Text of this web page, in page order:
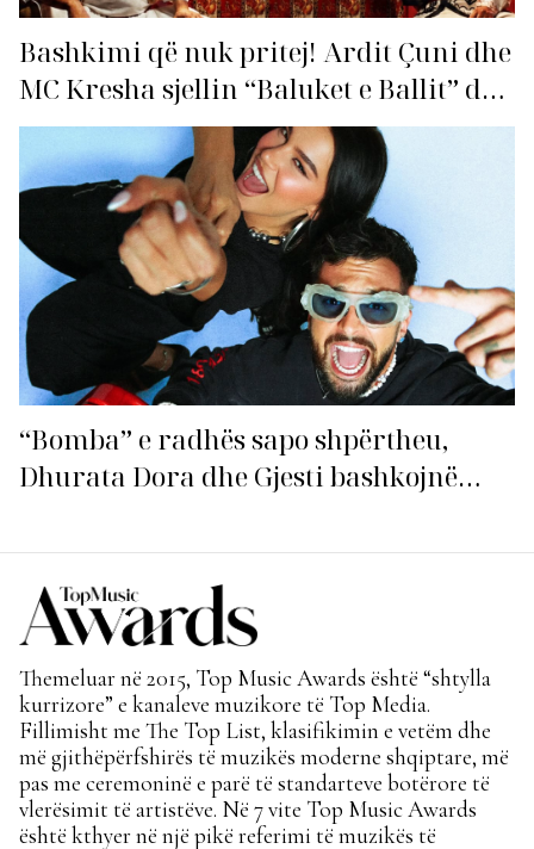
Bashkimi që nuk pritej! Ardit Çuni dhe
MC Kresha sjellin “Baluket e Ballit” dhe
ndezin rrjetin!
“Bomba” e radhës sapo shpërtheu,
Dhurata Dora dhe Gjesti bashkojnë
Themeluar në 2015, Top Music Awards është “shtylla
kurrizore” e kanaleve muzikore të Top Media.
Fillimisht me The Top List, klasifikimin e vetëm dhe
më gjithëpërfshirës të muzikës moderne shqiptare, më
pas me ceremoninë e parë të standarteve botërore të
vlerësimit të artistëve. Në 7 vite Top Music Awards
është kthyer në një pikë referimi të muzikës të